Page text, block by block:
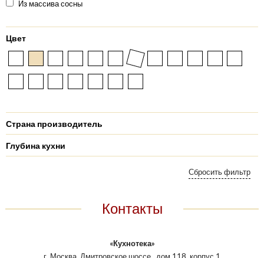
Из массива сосны
Цвет
Страна производитель
Глубина кухни
Контакты
«Кухнотека»